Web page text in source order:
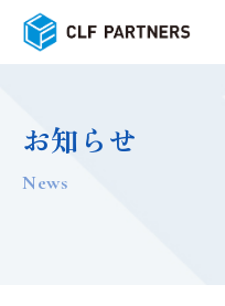
お知らせ
news